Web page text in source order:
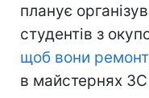
планує
студентів з
щоб вони
в майстернях